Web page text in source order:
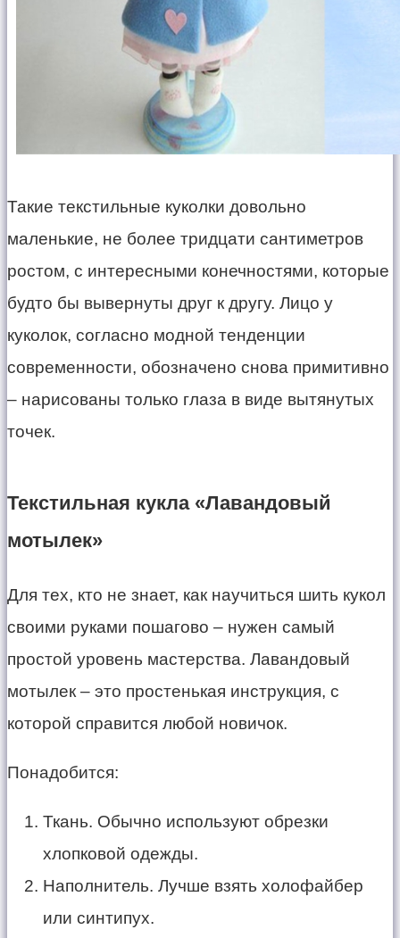
Такие текстильные куколки довольно
маленькие, не более тридцати сантиметров
ростом, с интересными конечностями, которые
будто бы вывернуты друг к другу. Лицо у
куколок, согласно модной тенденции
современности, обозначено снова примитивно
– нарисованы только глаза в виде вытянутых
точек.
Текстильная кукла «Лавандовый
мотылек»
Для тех, кто не знает, как научиться шить кукол
своими руками пошагово – нужен самый
простой уровень мастерства. Лавандовый
мотылек – это простенькая инструкция, с
которой справится любой новичок.
Понадобится:
Ткань. Обычно используют обрезки
хлопковой одежды.
Наполнитель. Лучше взять холофайбер
или синтипух.